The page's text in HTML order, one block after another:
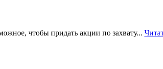
чтобы придать акции по захвату...